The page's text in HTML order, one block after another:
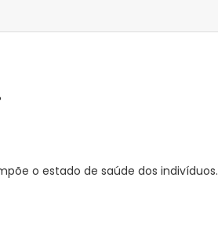
o estado de saúde dos indivíduos.